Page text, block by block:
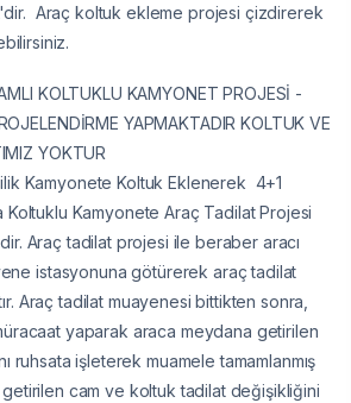
Araç koltuk ekleme projesi çizdirerek
KOLTUKLU KAMYONET PROJESİ -
YAPMAKTADIR KOLTUK VE
YOKTUR
Kamyonete Koltuk Eklenerek 4+1
Koltuklu Kamyonete Araç Tadilat Projesi
Araç tadilat projesi ile beraber aracı
istasyonuna götürerek araç tadilat
Araç tadilat muayenesi bittikten sonra,
yaparak araca meydana getirilen
ruhsata işleterek muamele tamamlanmış
cam ve koltuk tadilat değişikliğini